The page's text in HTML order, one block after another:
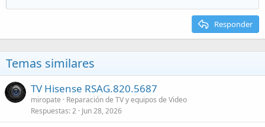
Responder
Temas similares
TV Hisense RSAG.820.5687
miropate
Reparación de TV y equipos de Video
Respuestas 2 Jun 28, 2026